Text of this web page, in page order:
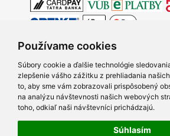
Používame cookies
Súbory cookie a ďalšie technológie
zlepšenie vášho zážitku z prehliadania
to, aby sme vám zobrazovali prispôsobený
na analýzu návštevnosti našich webových
toho, odkiaľ naši návštevníci prichádzajú.
Súhlasím